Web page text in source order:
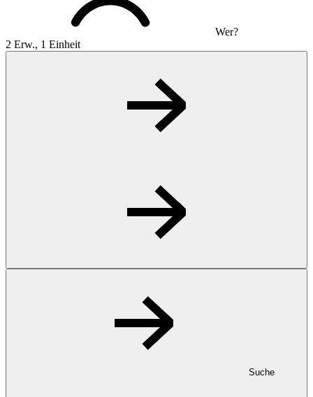
Wer?
2 Erw., 1 Einheit
Suche